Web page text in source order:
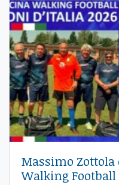
Massimo
Walking Football